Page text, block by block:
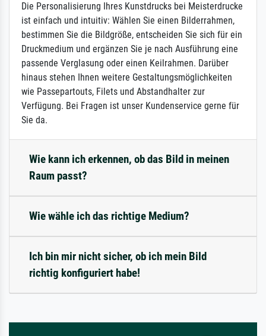
Die Personalisierung Ihres Kunstdrucks bei Meisterdrucke
ist einfach und intuitiv: Wählen Sie einen Bilderrahmen,
bestimmen Sie die Bildgröße, entscheiden Sie sich für ein
Druckmedium und ergänzen Sie je nach Ausführung eine
passende Verglasung oder einen Keilrahmen. Darüber
hinaus stehen Ihnen weitere Gestaltungsmöglichkeiten
wie Passepartouts, Filets und Abstandhalter zur
Verfügung. Bei Fragen ist unser Kundenservice gerne für
Sie da.
Wie kann ich erkennen, ob das Bild in meinen
Raum passt?
Wie wähle ich das richtige Medium?
Ich bin mir nicht sicher, ob ich mein Bild
richtig konfiguriert habe!